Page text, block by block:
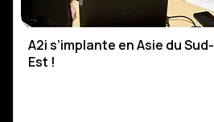
A2i s’implante en Asie du Sud-
Est !